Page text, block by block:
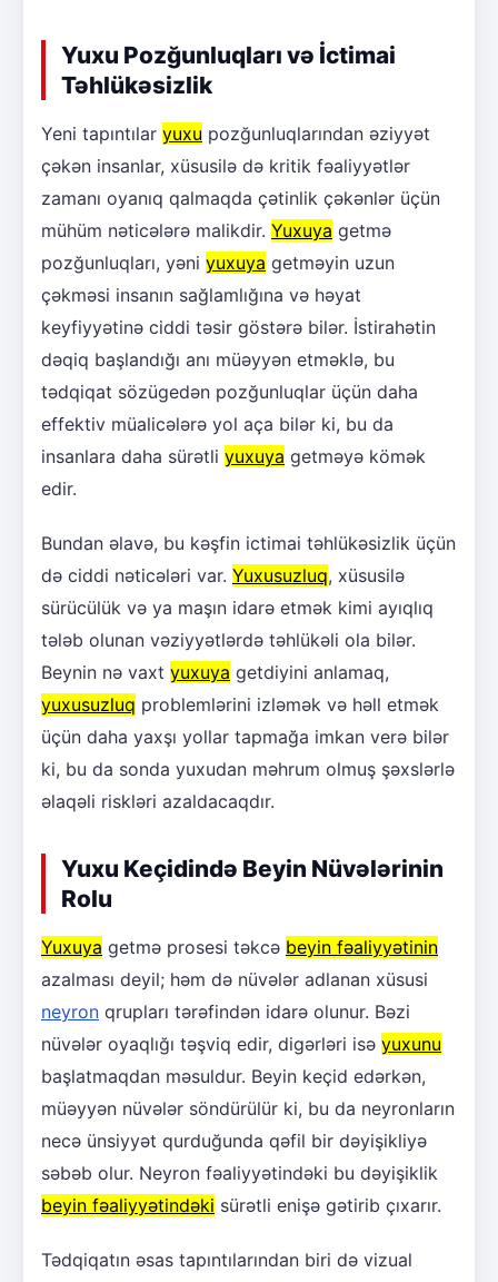
Yuxu Pozğunluqları və İctimai
Təhlükəsizlik
Yeni tapıntılar yuxu pozğunluqlarından əziyyət
çəkən insanlar, xüsusilə də kritik fəaliyyətlər
zamanı oyanıq qalmaqda çətinlik çəkənlər üçün
mühüm nəticələrə malikdir. Yuxuya getmə
pozğunluqları, yəni yuxuya getməyin uzun
çəkməsi insanın sağlamlığına və həyat
keyfiyyətinə ciddi təsir göstərə bilər. İstirahətin
dəqiq başlandığı anı müəyyən etməklə, bu
tədqiqat sözügedən pozğunluqlar üçün daha
effektiv müalicələrə yol aça bilər ki, bu da
insanlara daha sürətli yuxuya getməyə kömək
edir.
Bundan əlavə, bu kəşfin ictimai təhlükəsizlik üçün
də ciddi nəticələri var. Yuxusuzluq, xüsusilə
sürücülük və ya maşın idarə etmək kimi ayıqlıq
tələb olunan vəziyyətlərdə təhlükəli ola bilər.
Beynin nə vaxt yuxuya getdiyini anlamaq,
yuxusuzluq problemlərini izləmək və həll etmək
üçün daha yaxşı yollar tapmağa imkan verə bilər
ki, bu da sonda yuxudan məhrum olmuş şəxslərlə
əlaqəli riskləri azaldacaqdır.
Yuxu Keçidində Beyin Nüvələrinin
Rolu
Yuxuya getmə prosesi təkcə beyin fəaliyyətinin
azalması deyil; həm də nüvələr adlanan xüsusi
neyron qrupları tərəfindən idarə olunur. Bəzi
nüvələr oyaqlığı təşviq edir, digərləri isə yuxunu
başlatmaqdan məsuldur. Beyin keçid edərkən,
müəyyən nüvələr söndürülür ki, bu da neyronların
necə ünsiyyət qurduğunda qəfil bir dəyişikliyə
səbəb olur. Neyron fəaliyyətindəki bu dəyişiklik
beyin fəaliyyətindəki sürətli enişə gətirib çıxarır.
Tədqiqatın əsas tapıntılarından biri də vizual